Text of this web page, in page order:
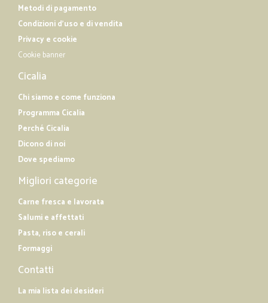
Metodi di pagamento
Condizioni d'uso e di vendita
Privacy e cookie
Cookie banner
Cicalia
Chi siamo e come funziona
Programma Cicalia
Perché Cicalia
Dicono di noi
Dove spediamo
Migliori categorie
Carne fresca e lavorata
Salumi e affettati
Pasta, riso e cerali
Formaggi
Contatti
La mia lista dei desideri